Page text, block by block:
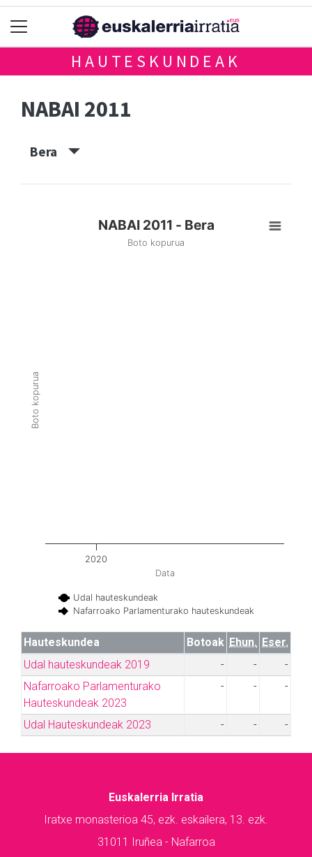
HAUTESKUNDEAK
NABAI 2011
Bera
Data
Boto kopurua
NABAI 2011 - Bera
Boto kopurua
Udal hauteskundeak
Nafarroako Parlamenturako hauteskundeak
2020
Hauteskundea Botoak Ehun. Eser.
Udal hauteskundeak 2019
- -
-
Nafarroako Parlamenturako
Hauteskundeak 2023
- - -
Udal Hauteskundeak 2023 - - -
Euskalerria Irratia
Iratxe monasterioa 45, ezk. eskailera, 13. ezk.
31011 Iruñea - Nafarroa